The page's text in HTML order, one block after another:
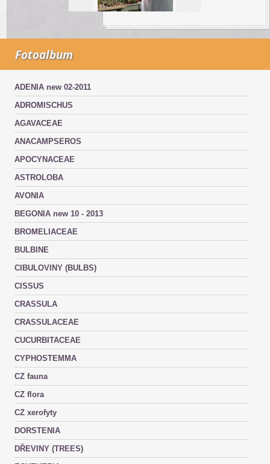
Fotoalbum
ADENIA new 02-2011
ADROMISCHUS
AGAVACEAE
ANACAMPSEROS
APOCYNACEAE
ASTROLOBA
AVONIA
BEGONIA new 10 - 2013
BROMELIACEAE
BULBINE
CIBULOVINY (BULBS)
CISSUS
CRASSULA
CRASSULACEAE
CUCURBITACEAE
CYPHOSTEMMA
CZ fauna
CZ flora
CZ xerofyty
DORSTENIA
DŘEVINY (TREES)